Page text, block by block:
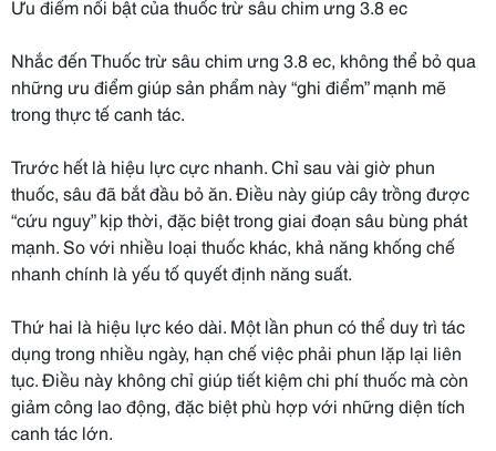
Ưu điểm nổi bật của thuốc trừ sâu chim ưng 3.8 ec
Nhắc đến Thuốc trừ sâu chim ưng 3.8 ec, không thể bỏ qua
những ưu điểm giúp sản phẩm này “ghi điểm” mạnh mẽ
trong thực tế canh tác.
Trước hết là hiệu lực cực nhanh. Chỉ sau vài giờ phun
thuốc, sâu đã bắt đầu bỏ ăn. Điều này giúp cây trồng được
“cứu nguy” kịp thời, đặc biệt trong giai đoạn sâu bùng phát
mạnh. So với nhiều loại thuốc khác, khả năng khống chế
nhanh chính là yếu tố quyết định năng suất.
Thứ hai là hiệu lực kéo dài. Một lần phun có thể duy trì tác
dụng trong nhiều ngày, hạn chế việc phải phun lặp lại liên
tục. Điều này không chỉ giúp tiết kiệm chi phí thuốc mà còn
giảm công lao động, đặc biệt phù hợp với những diện tích
canh tác lớn.